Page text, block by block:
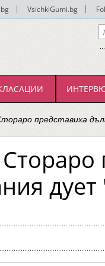
VsichkiGumi.bg
представиха